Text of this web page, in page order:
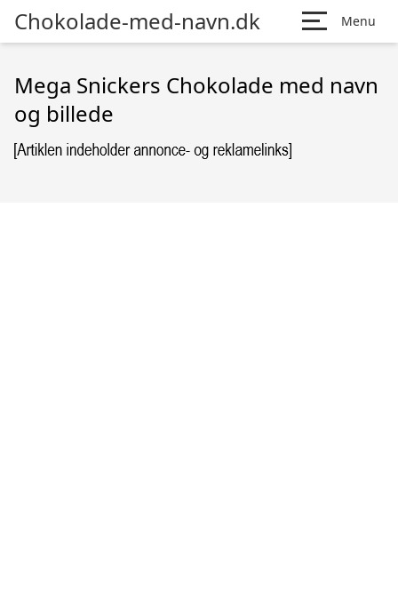
Chokolade-med-navn.dk Menu
Mega Snickers Chokolade med navn
og billede